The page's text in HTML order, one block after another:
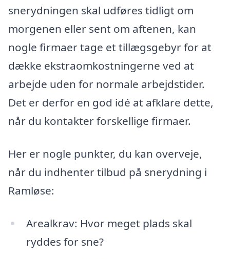
snerydningen skal udføres tidligt om
morgenen eller sent om aftenen, kan
nogle firmaer tage et tillægsgebyr for at
dække ekstraomkostningerne ved at
arbejde uden for normale arbejdstider.
Det er derfor en god idé at afklare dette,
når du kontakter forskellige firmaer.
Her er nogle punkter, du kan overveje,
når du indhenter tilbud på snerydning i
Ramløse:
Arealkrav: Hvor meget plads skal
ryddes for sne?